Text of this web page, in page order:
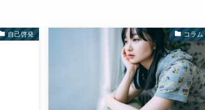
自己啓発 コラム